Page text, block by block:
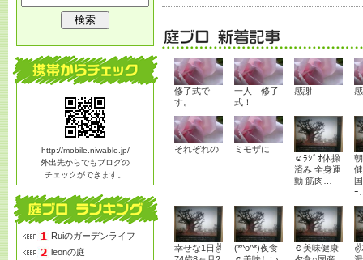
http://mobile.niwablo.jp/
外出先からでもブログの
チェックができます。
Ruiのガーデンライフ
leonの庭
修了式で
す。
一人 修了
式！
感謝
それぞれの
ミモザに
☺ﾗｼﾞｵ体操
済み 全身運
動 筋肉…
ｰ
幸せな1日✌
(*^o^*)夜食
☺美味健康
✌